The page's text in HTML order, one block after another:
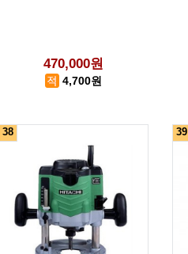
470,000원
4,700원
38 39